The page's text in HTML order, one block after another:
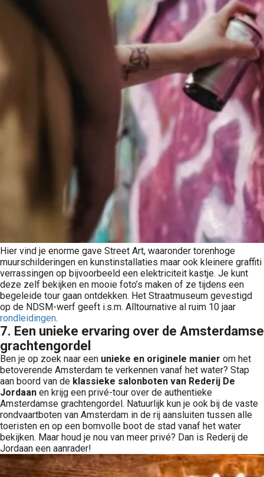
Hier vind je enorme gave Street Art, waaronder torenhoge
muurschilderingen en kunstinstallaties maar ook kleinere graffiti
verrassingen op bijvoorbeeld een elektriciteit kastje. Je kunt
deze zelf bekijken en mooie foto’s maken of ze tijdens een
begeleide tour gaan ontdekken. Het Straatmuseum gevestigd
op de NDSM-werf geeft i.s.m. Alltournative al ruim 10 jaar
rondleidingen.
7. Een unieke ervaring over de Amsterdamse
grachtengordel
Ben je op zoek naar een unieke en originele manier om het
betoverende Amsterdam te verkennen vanaf het water? Stap
aan boord van de klassieke salonboten van Rederij De
Jordaan en krijg een privé-tour over de authentieke
Amsterdamse grachtengordel. Natuurlijk kun je ook bij de vaste
rondvaartboten van Amsterdam in de rij aansluiten tussen alle
toeristen en op een bomvolle boot de stad vanaf het water
bekijken. Maar houd je nou van meer privé? Dan is Rederij de
Jordaan een aanrader!